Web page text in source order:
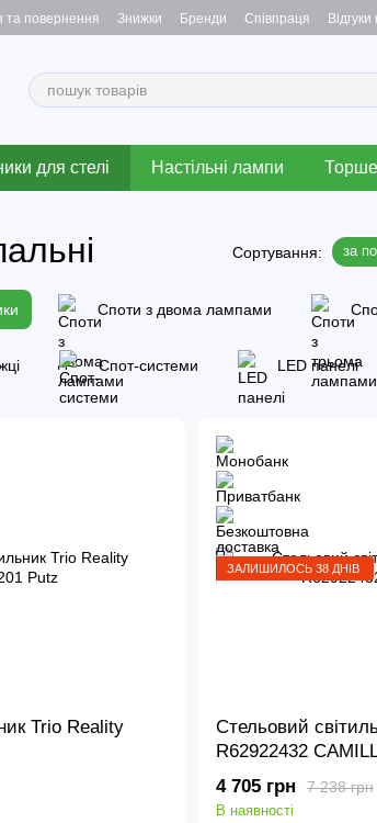
та повернення Знижки Бренди Співпраця
для стелі Настільні лампи
Сортування: за
Споти з двома лампами
Спот-системи LED панелі
Trio Reality
ЗАЛИШИЛОСЬ 38 ДНІВ
Стельовий
R62922432
7 238 грн
4 705 грн
В наявності